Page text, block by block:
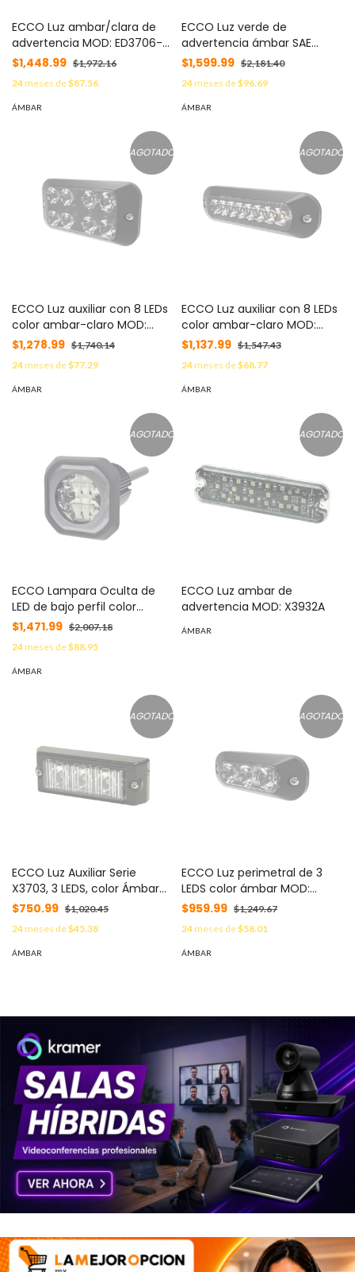
ECCO Luz ambar/clara de
advertencia MOD: ED3706-
AC
$1,448.99 $1,972.16
24meses de$87.56
ÁMBAR
ECCO Luz verde de
advertencia ámbar SAE
Clase I MOD: ED3701-G
$1,599.99 $2,181.40
24meses de$96.69
ÁMBAR
AGOTADO
ECCO Luz auxiliar con 8 LEDs
color ambar-claro MOD:
ED3788-AW
$1,278.99 $1,740.14
24meses de$77.29
ÁMBAR
AGOTADO
ECCO Luz auxiliar con 8 LEDs
color ambar-claro MOD:
ED3744-AW
$1,137.99 $1,547.43
24meses de$68.77
ÁMBAR
AGOTADO
ECCO Lampara Oculta de
LED de bajo perfil color
Ámbar MOD: ED9040A
$1,471.99 $2,007.18
24meses de$88.95
ÁMBAR
AGOTADO
ECCO Luz ambar de
advertencia MOD: X3932A
ÁMBAR
AGOTADO
ECCO Luz Auxiliar Serie
X3703, 3 LEDS, color Ámbar
X3703-A
$750.99 $1,020.45
24meses de$45.38
ÁMBAR
AGOTADO
ECCO Luz perimetral de 3
LEDS color ámbar MOD:
ED3703-A
$959.99 $1,249.67
24meses de$58.01
ÁMBAR